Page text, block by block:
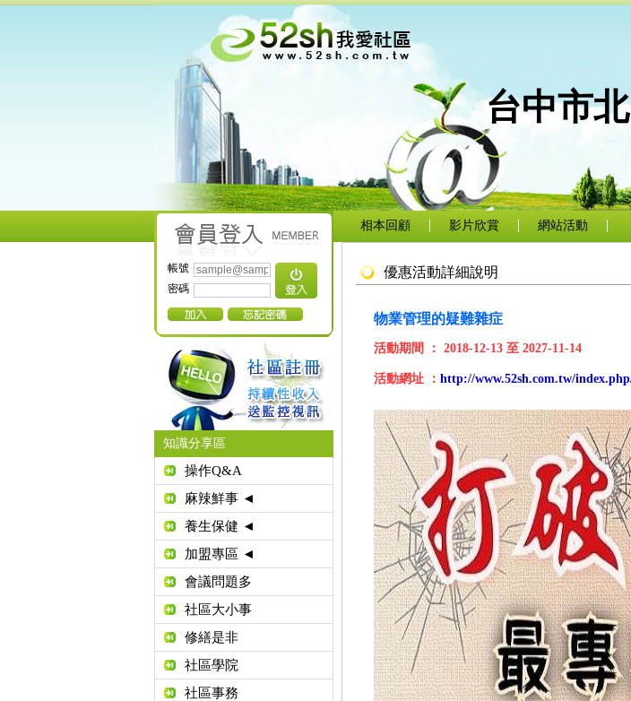
台中市
帳號
密碼
知識分享區
操作Q&A
麻辣鮮事 ◄
養生保健 ◄
加盟專區 ◄
會議問題多
社區大小事
修繕是非
社區學院
社區事務
相本回顧 影片欣賞 網站活動
優惠活動詳細說明
物業管理的疑難雜症
活動期間 ： 2018-12-13 至 2027-11-14
活動網址 ： http://www.52sh.com.tw/